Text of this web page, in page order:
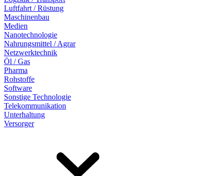
Luftfahrt / Rüstung
Maschinenbau
Medien
Nanotechnologie
Nahrungsmittel / Agrar
Netzwerktechnik
Öl / Gas
Pharma
Rohstoffe
Software
Sonstige Technologie
Telekommunikation
Unterhaltung
Versorger